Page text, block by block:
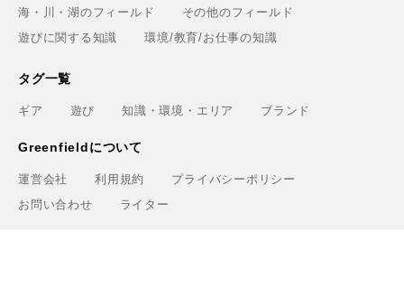
海・川・湖のフィールド
その他のフィールド
遊びに関する知識
環境/教育/お仕事の知識
タグ一覧
ギア 遊び 知識・環境・エリア ブランド
Greenfieldについて
運営会社 利用規約
プライバシーポリシー
お問い合わせ
ライター